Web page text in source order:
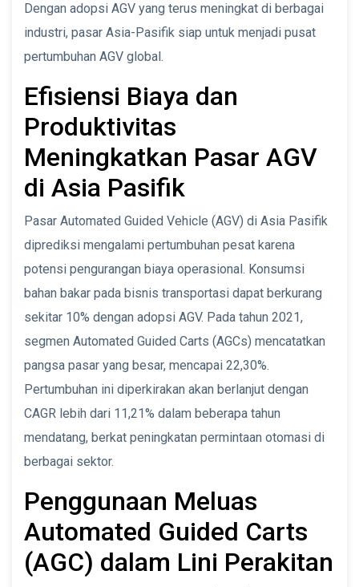
Dengan adopsi AGV yang terus meningkat di berbagai
industri, pasar Asia-Pasifik siap untuk menjadi pusat
pertumbuhan AGV global.
Efisiensi Biaya dan
Produktivitas
Meningkatkan Pasar AGV
di Asia Pasifik
Pasar Automated Guided Vehicle (AGV) di Asia Pasifik
diprediksi mengalami pertumbuhan pesat karena
potensi pengurangan biaya operasional. Konsumsi
bahan bakar pada bisnis transportasi dapat berkurang
sekitar 10% dengan adopsi AGV. Pada tahun 2021,
segmen Automated Guided Carts (AGCs) mencatatkan
pangsa pasar yang besar, mencapai 22,30%.
Pertumbuhan ini diperkirakan akan berlanjut dengan
CAGR lebih dari 11,21% dalam beberapa tahun
mendatang, berkat peningkatan permintaan otomasi di
berbagai sektor.
Penggunaan Meluas
Automated Guided Carts
(AGC) dalam Lini Perakitan